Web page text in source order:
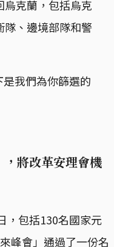
克蘭，包括烏克
隊、邊境部隊和警
我們為你篩選的
將改革安理會機
，包括130名國家元
峰會」通過了一份名